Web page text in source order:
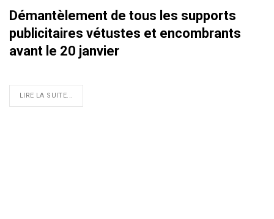
Démantèlement de tous les supports
publicitaires vétustes et encombrants
avant le 20 janvier
LIRE LA SUITE...